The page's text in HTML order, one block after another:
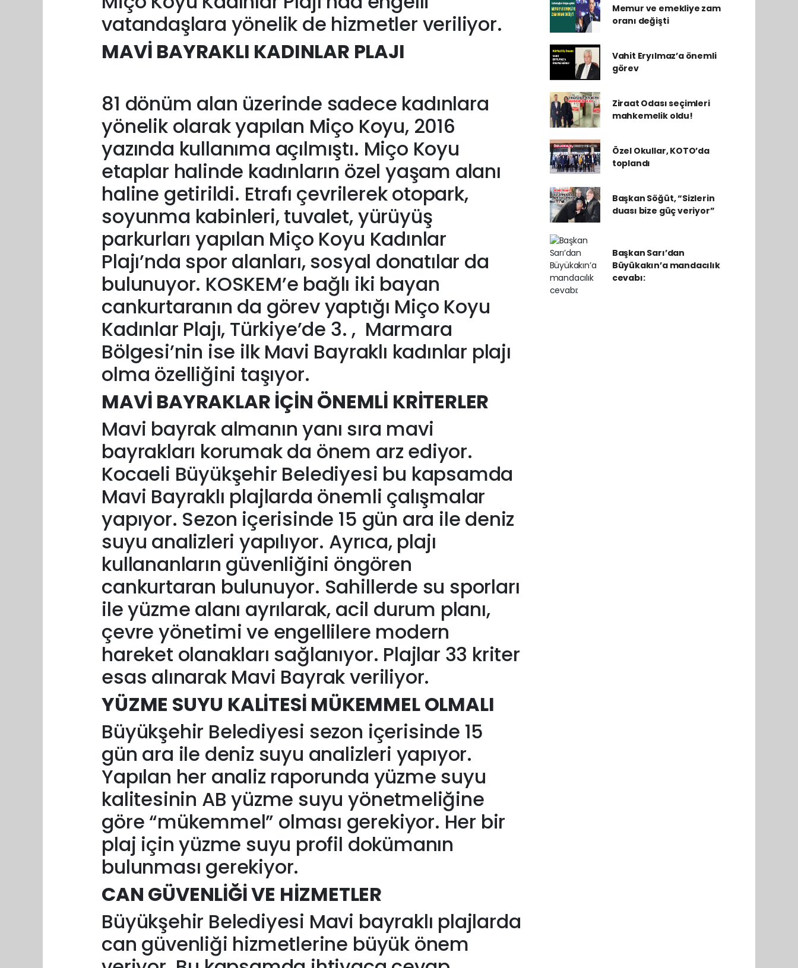
vatandaşlara yönelik de hizmetler veriliyor.
MAVİ BAYRAKLI KADINLAR PLAJI
81 dönüm alan üzerinde sadece kadınlara
yönelik olarak yapılan Miço Koyu, 2016
yazında kullanıma açılmıştı. Miço Koyu
etaplar halinde kadınların özel yaşam alanı
haline getirildi. Etrafı çevrilerek otopark,
soyunma kabinleri, tuvalet, yürüyüş
parkurları yapılan Miço Koyu Kadınlar
Plajı’nda spor alanları, sosyal donatılar da
bulunuyor. KOSKEM’e bağlı iki bayan
cankurtaranın da görev yaptığı Miço Koyu
Kadınlar Plajı, Türkiye’de 3. , Marmara
Bölgesi’nin ise ilk Mavi Bayraklı kadınlar plajı
olma özelliğini taşıyor.
MAVİ BAYRAKLAR İÇİN ÖNEMLİ KRİTERLER
Mavi bayrak almanın yanı sıra mavi
bayrakları korumak da önem arz ediyor.
Kocaeli Büyükşehir Belediyesi bu kapsamda
Mavi Bayraklı plajlarda önemli çalışmalar
yapıyor. Sezon içerisinde 15 gün ara ile deniz
suyu analizleri yapılıyor. Ayrıca, plajı
kullananların güvenliğini öngören
cankurtaran bulunuyor. Sahillerde su sporları
ile yüzme alanı ayrılarak, acil durum planı,
çevre yönetimi ve engellilere modern
hareket olanakları sağlanıyor. Plajlar 33 kriter
esas alınarak Mavi Bayrak veriliyor.
YÜZME SUYU KALİTESİ MÜKEMMEL OLMALI
Büyükşehir Belediyesi sezon içerisinde 15
gün ara ile deniz suyu analizleri yapıyor.
Yapılan her analiz raporunda yüzme suyu
kalitesinin AB yüzme suyu yönetmeliğine
göre “mükemmel” olması gerekiyor. Her bir
plaj için yüzme suyu profil dokümanın
bulunması gerekiyor.
CAN GÜVENLİĞİ VE HİZMETLER
Büyükşehir Belediyesi Mavi bayraklı plajlarda
can güvenliği hizmetlerine büyük önem
Memur ve emekliye zam
oranı değişti
Vahit Eryılmaz’a önemli
görev
Ziraat Odası seçimleri
mahkemelik oldu!
Özel Okullar, KOTO’da
toplandı
Başkan Söğüt, “Sizlerin
duası bize güç veriyor”
Başkan Sarı’dan
Büyükakın’a mandacılık
cevabı: